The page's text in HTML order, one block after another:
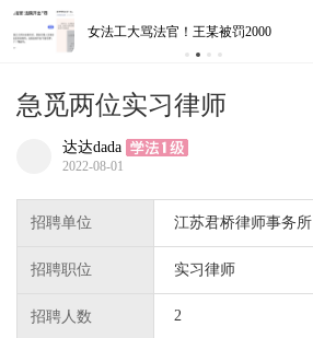
女法工大骂法官！王某被罚2000
急觅两位实习律师
达达dada
2022-08-01
招聘单位 江苏君桥律师事务所
招聘职位 实习律师
招聘人数 2